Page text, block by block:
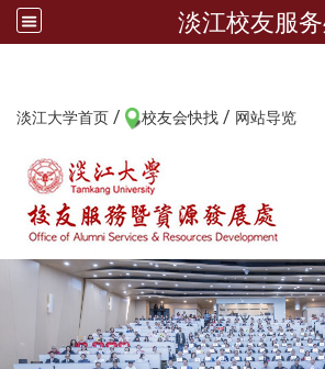
淡江校友服
淡江大学首页 / 校友会快找 / 网站导览